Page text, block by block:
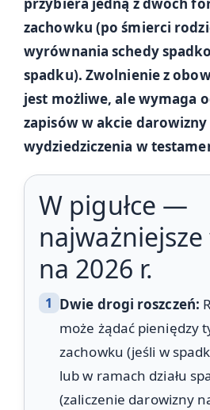
zachowku (po śmierci
wyrównania schedy
spadku). Zwolnienie z
jest możliwe, ale wymaga
zapisów w akcie
wydziedziczenia w
W pigułce —
na 2026 r.
1 Dwie drogi roszczeń:
może żądać pieniędzy
zachowku (jeśli w
lub w ramach działu
(zaliczenie darowizny